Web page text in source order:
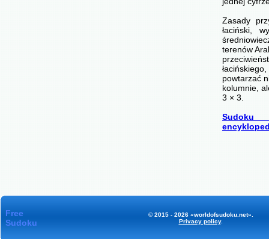
Zasady
łaciński,
terenów
powtarzać
kolumnie,
3 × 3.
Sudoku
Free
Sudoku
© 2015 - 2026 «worldofsudoku.net».
Privacy policy.